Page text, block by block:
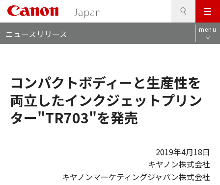
メ
ニ
ュ
ーニュースリリース menu
コンパクトボディーと生産性を
両立したインクジェットプリン
ター"TR703"を発売
2019年4月18日
キヤノン株式会社
キヤノンマーケティングジャパン株式会社